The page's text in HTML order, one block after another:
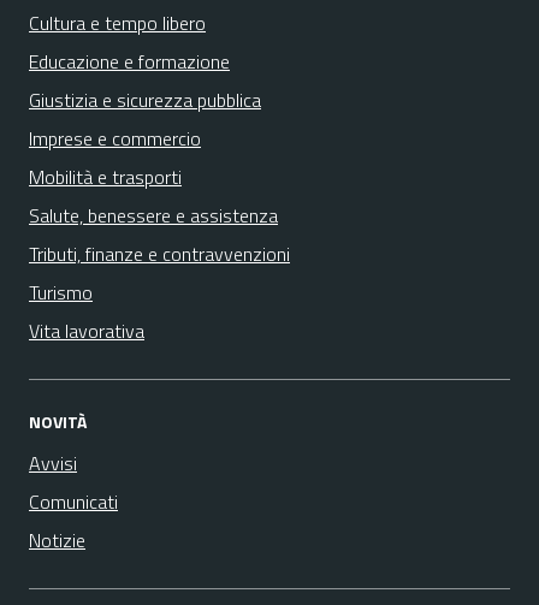
Cultura e tempo libero
Educazione e formazione
Giustizia e sicurezza pubblica
Imprese e commercio
Mobilità e trasporti
Salute, benessere e assistenza
Tributi, finanze e contravvenzioni
Turismo
Vita lavorativa
NOVITÀ
Avvisi
Comunicati
Notizie